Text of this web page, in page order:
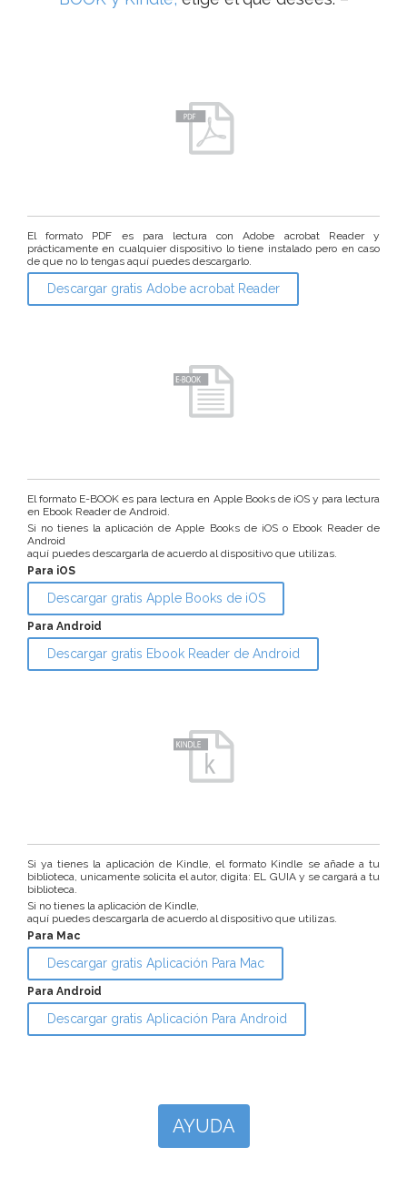
El formato PDF es para lectura con Adobe acrobat Reader y
prácticamente en cualquier dispositivo lo tiene instalado pero en caso
de que no lo tengas aquí puedes descargarlo.
Descargar gratis Adobe acrobat Reader
El formato E-BOOK es para lectura en Apple Books de iOS y para lectura
en Ebook Reader de Android.
Si no tienes la aplicación de Apple Books de iOS o Ebook Reader de
Android
aquí puedes descargarla de acuerdo al dispositivo que utilizas.
Para iOS
Descargar gratis Apple Books de iOS
Para Android
Descargar gratis Ebook Reader de Android
Si ya tienes la aplicación de Kindle, el formato Kindle se añade a tu
biblioteca, unicamente solicita el autor, digita: EL GUIA y se cargará a tu
biblioteca.
Si no tienes la aplicación de Kindle,
aquí puedes descargarla de acuerdo al dispositivo que utilizas.
Para Mac
Descargar gratis Aplicación Para Mac
Para Android
Descargar gratis Aplicación Para Android
AYUDA